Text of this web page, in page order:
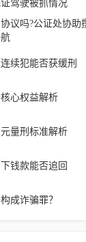
驾驶被抓情况
议吗?公证处协助
续犯能否获缓刑
心权益解析
量刑标准解析
钱款能否追回
成诈骗罪？